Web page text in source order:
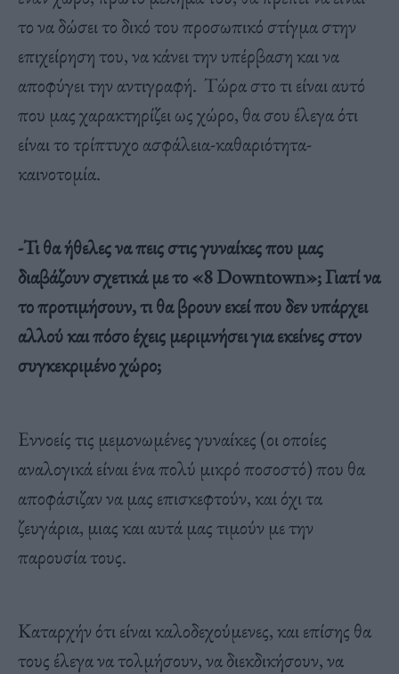
το να δώσει το δικό του προσωπικό στίγμα στην
επιχείρηση του, να κάνει την υπέρβαση και να
αποφύγει την αντιγραφή. Τώρα στο τι είναι αυτό
που μας χαρακτηρίζει ως χώρο, θα σου έλεγα ότι
είναι το τρίπτυχο ασφάλεια-καθαριότητα-
καινοτομία.
-Τι θα ήθελες να πεις στις γυναίκες που μας
διαβάζουν σχετικά με το «8 Downtown»; Γιατί να
το προτιμήσουν, τι θα βρουν εκεί που δεν υπάρχει
αλλού και πόσο έχεις μεριμνήσει για εκείνες στον
συγκεκριμένο χώρο;
Εννοείς τις μεμονωμένες γυναίκες (οι οποίες
αναλογικά είναι ένα πολύ μικρό ποσοστό) που θα
αποφάσιζαν να μας επισκεφτούν, και όχι τα
ζευγάρια, μιας και αυτά μας τιμούν με την
παρουσία τους.
Καταρχήν ότι είναι καλοδεχούμενες, και επίσης θα
τους έλεγα να τολμήσουν, να διεκδικήσουν, να